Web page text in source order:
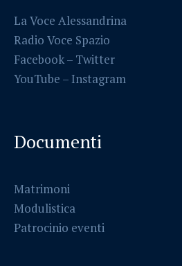
La Voce Alessandrina
Radio Voce Spazio
Facebook– Twitter
YouTube – Instagram
Documenti
Matrimoni
Modulistica
Patrocinio eventi